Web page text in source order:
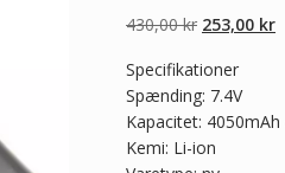
baseret på
kundebedømme
430,00kr Den
pris
var:
430,00 kr.
253,00 kr
Specifikationer
Spænding: 7.4V
Kapacitet: 4050mAh
Kemi: Li-ion